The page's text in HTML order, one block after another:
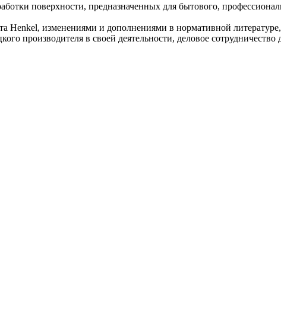
поверхности, предназначенных для бытового,
Henkel, изменениями и дополнениями в нормативной
производителя в своей деятельности, деловое